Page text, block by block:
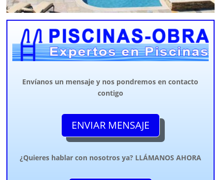
Envíanos un mensaje y nos pondremos en contacto
contigo
ENVIAR MENSAJE
¿Quieres hablar con nosotros ya? LLÁMANOS AHORA